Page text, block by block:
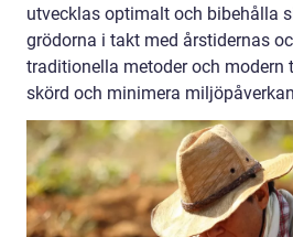
utvecklas optimalt och bibehålla
grödorna i takt med årstidernas
traditionella metoder och modern
skörd och minimera